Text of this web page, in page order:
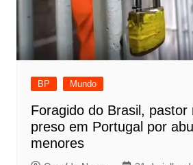
BP Mundo
Foragido do Brasil, pastor
preso em Portugal por
menores